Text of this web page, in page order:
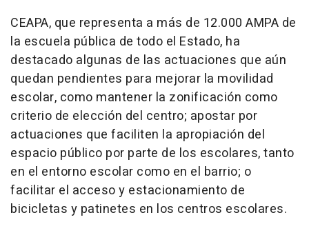
CEAPA, que representa a más de 12.000 AMPA de
la escuela pública de todo el Estado, ha
destacado algunas de las actuaciones que aún
quedan pendientes para mejorar la movilidad
escolar, como mantener la zonificación como
criterio de elección del centro; apostar por
actuaciones que faciliten la apropiación del
espacio público por parte de los escolares, tanto
en el entorno escolar como en el barrio; o
facilitar el acceso y estacionamiento de
bicicletas y patinetes en los centros escolares.